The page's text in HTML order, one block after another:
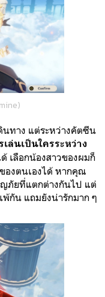
ทาง แต่ระหว่างคัตซีน
ล่นเป็นใครระหว่าง
เลือกน้องสาวของผมก็
ของตนเองได้ หากคุณ
ญภัยที่แตกต่างกันไป แต่
พ้กัน แถมยังน่ารักมาก ๆ